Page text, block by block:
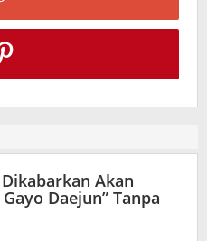
Akan
Daejun” Tanpa